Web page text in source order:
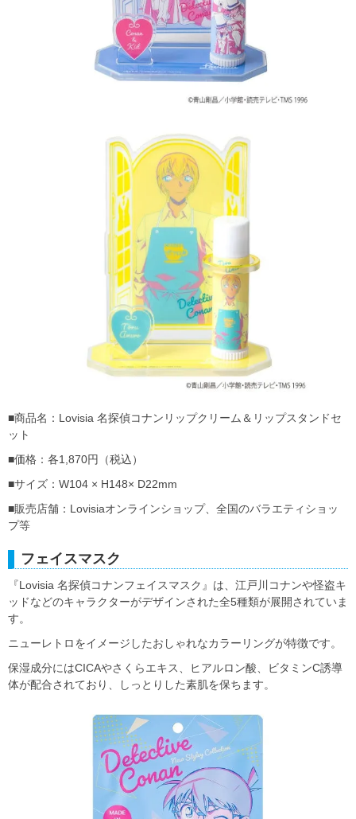
■商品名：Lovisia 名探偵コナンリップクリーム＆リップスタンドセ
ット
■価格：各1,870円（税込）
■サイズ：W104 × H148× D22mm
■販売店舗：Lovisiaオンラインショップ、全国のバラエティショッ
プ等
フェイスマスク
『Lovisia 名探偵コナンフェイスマスク』は、江戸川コナンや怪盗キ
ッドなどのキャラクターがデザインされた全5種類が展開されていま
す。
ニューレトロをイメージしたおしゃれなカラーリングが特徴です。
保湿成分にはCICAやさくらエキス、ヒアルロン酸、ビタミンC誘導
体が配合されており、しっとりした素肌を保ちます。